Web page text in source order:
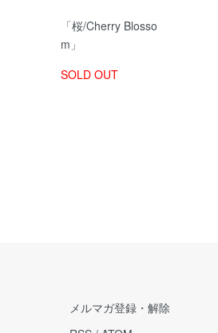
「桜/Cherry Blosso
m」
SOLD OUT
メルマガ登録・解除